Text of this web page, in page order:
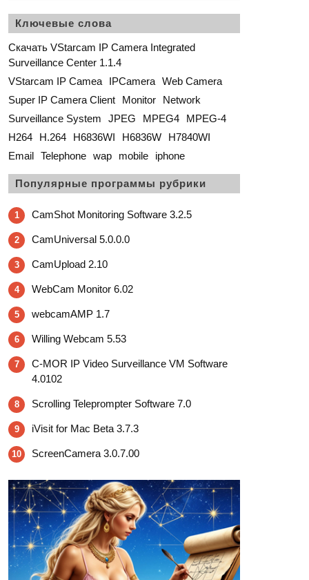
Ключевые слова
Скачать VStarcam IP Camera Integrated
Surveillance Center 1.1.4
VStarcam IP Camea
IPCamera Web Camera
Super IP Camera Client
Monitor
Network
Surveillance System
JPEG MPEG4
MPEG-4
H264
H.264 H6836WI H6836W
H7840WI
Email Telephone wap mobile iphone
Популярные программы рубрики
1 CamShot Monitoring Software 3.2.5
2 CamUniversal 5.0.0.0
3 CamUpload 2.10
4 WebCam Monitor 6.02
5 webcamAMP 1.7
6 Willing Webcam 5.53
7
C-MOR IP Video Surveillance VM Software
4.0102
8 Scrolling Teleprompter Software 7.0
9 iVisit for Mac Beta 3.7.3
10 ScreenCamera 3.0.7.00